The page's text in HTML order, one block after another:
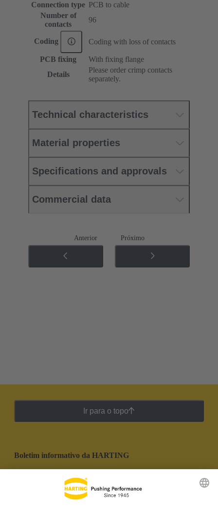
Connection type PCB to cable
Number of
contacts
96
Coding Coding with loss of contacts
PCB fixing
With fixing flange
Details
Please order crimp contacts
separately.
Technical characteristics
Material properties
Specifications and approvals
Commercial data
Anterior Próximo
Ir para o topo
Boletim informativo da HARTING